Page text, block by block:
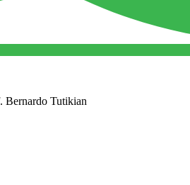
Bernardo Tutikian